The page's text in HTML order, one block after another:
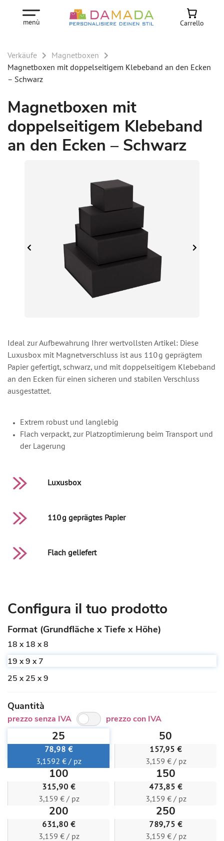
menù Carrello
Verkäufe
Magnetboxen
Magnetboxen mit doppelseitigem Klebeband an den Ecken
– Schwarz
Magnetboxen mit
doppelseitigem Klebeband
an den Ecken – Schwarz
Ideal zur Aufbewahrung Ihrer wertvollsten Artikel: Diese
Luxusbox mit Magnetverschluss ist aus 110 g geprägtem
Papier gefertigt, schwarz, und mit doppelseitigem Klebeband
an den Ecken für einen sicheren und stabilen Verschluss
ausgestattet.
Extrem robust und langlebig
Flach verpackt, zur Platzoptimierung beim Transport und
der Lagerung
Luxusbox
110 g geprägtes Papier
Flach geliefert
Configura il tuo prodotto
Format (Grundfläche x Tiefe x Höhe)
18 x 18 x 8
19 x 9 x 7
25 x 25 x 9
Quantità
prezzo senza IVA prezzo con IVA
25
78,98 €
3,1592 € / pz
50
157,95 €
3,159 € / pz
100
315,90 €
3,159 € / pz
150
473,85 €
3,159 € / pz
200
631,80 €
3,159 € / pz
250
789,75 €
3,159 € / pz